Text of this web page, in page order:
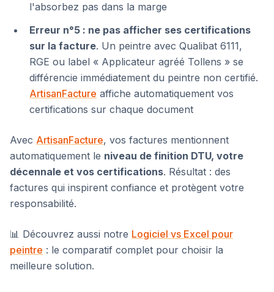
l'absorbez pas dans la marge
Erreur n°5 : ne pas afficher ses certifications
sur la facture. Un peintre avec Qualibat 6111,
RGE ou label « Applicateur agréé Tollens » se
différencie immédiatement du peintre non certifié.
ArtisanFacture affiche automatiquement vos
certifications sur chaque document
Avec ArtisanFacture, vos factures mentionnent
automatiquement le niveau de finition DTU, votre
décennale et vos certifications. Résultat : des
factures qui inspirent confiance et protègent votre
responsabilité.
📊 Découvrez aussi notre Logiciel vs Excel pour
peintre : le comparatif complet pour choisir la
meilleure solution.